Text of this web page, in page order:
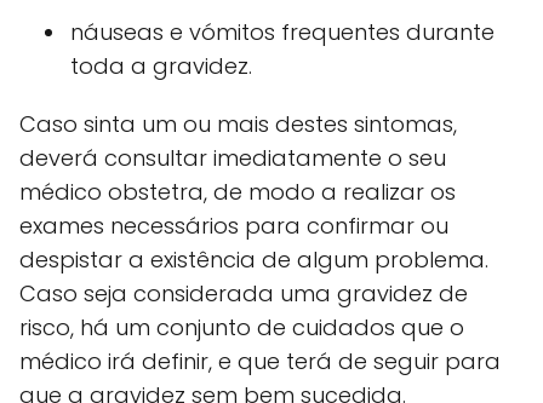
náuseas e vómitos frequentes durante
toda a gravidez.
Caso sinta um ou mais destes sintomas,
deverá consultar imediatamente o seu
médico obstetra, de modo a realizar os
exames necessários para confirmar ou
despistar a existência de algum problema.
Caso seja considerada uma gravidez de
risco, há um conjunto de cuidados que o
médico irá definir, e que terá de seguir para
que a gravidez sem bem sucedida.